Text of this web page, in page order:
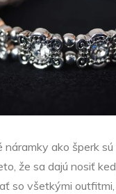
náramky ako šperk
že sa dajú nosiť
so všetkými outfitmi,